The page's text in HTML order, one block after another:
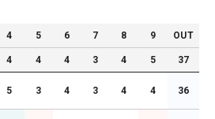
4 5 6 7 8 9 OUT
4 4 4 3 4 5 37
5 3 4 3 4 4 36